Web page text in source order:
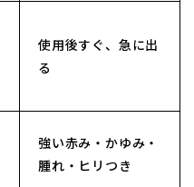
使用後すぐ、急に出
る
強い赤み・かゆみ・
腫れ・ヒリつき